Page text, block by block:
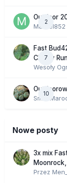
2
Outdoor
Marcel852
7
Fast
Cherry
Wesoły
10
Nowe posty
3x mix
Przez